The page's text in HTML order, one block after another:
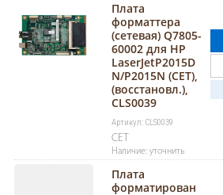
Плата
форматтера
(сетевая) Q7805-
60002 для HP
LaserJetP2015D
N/P2015N (CET),
(восстановл.),
CLS0039
Артикул: CLS0039
CET
Наличие: уточнить
Плата
форматирован